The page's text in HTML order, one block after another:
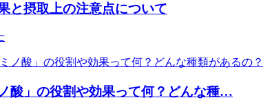
と摂取上の注意点について
酸」の役割や効果って何？どんな種…